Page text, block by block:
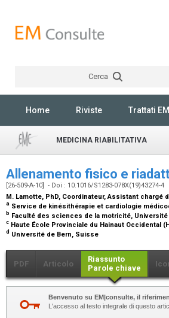
Cerca
Home Riviste Trattati
MEDICINA RIABILITATIVA
Allenamento fisico e
[26-509-A-10] - Doi : 10.1016/S1283-078X(19)43274-4
M. Lamotte, PhD, Coordinateur, Assistant chargé
a Service de kinésithérapie et cardiologie
b Faculté des sciences de la motricité,
c Haute École Provinciale du Hainaut Occidental
d Université de Bern, Suisse
PDF Articolo
Riassunto
Parole chiave
Benvenuto su EM|consulte, il
L'accesso al testo integrale di questo